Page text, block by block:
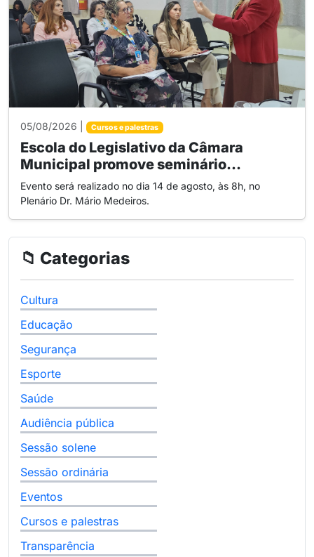
05/08/2026 | Cursos e palestras
Escola do Legislativo da Câmara
Municipal promove seminário...
Evento será realizado no dia 14 de agosto, às 8h, no
Plenário Dr. Mário Medeiros.
📁 Categorias
Cultura
Educação
Segurança
Esporte
Saúde
Audiência pública
Sessão solene
Sessão ordinária
Eventos
Cursos e palestras
Transparência